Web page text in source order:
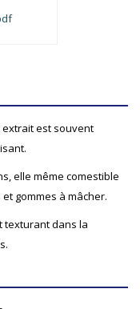
est souvent
elle même comestible
gommes à mâcher.
texturant dans la